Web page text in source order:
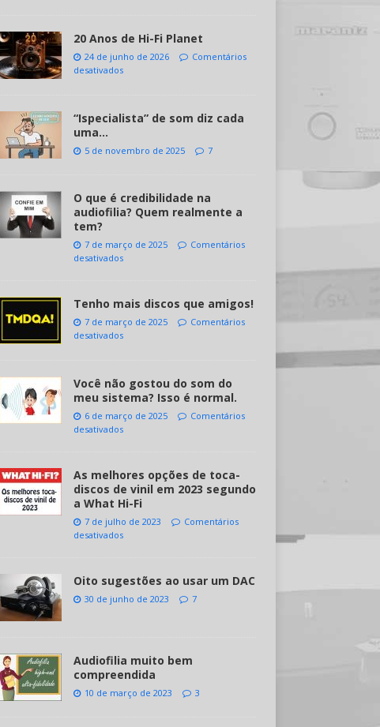
20 Anos de Hi-Fi Planet
24 de junho de 2026
Comentários
desativados
“Ispecialista” de som diz cada
uma…
5 de novembro de 2025 7
O que é credibilidade na
audiofilia? Quem realmente a
tem?
7 de março de 2025
Comentários
desativados
Tenho mais discos que amigos!
7 de março de 2025
Comentários
desativados
Você não gostou do som do
meu sistema? Isso é normal.
6 de março de 2025
Comentários
desativados
As melhores opções de toca-
discos de vinil em 2023 segundo
a What Hi-Fi
7 de julho de 2023
Comentários
desativados
Oito sugestões ao usar um DAC
30 de junho de 2023 7
Audiofilia muito bem
compreendida
10 de março de 2023 3